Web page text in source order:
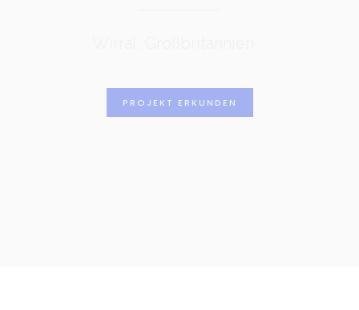
PROJEKT ERKUNDEN